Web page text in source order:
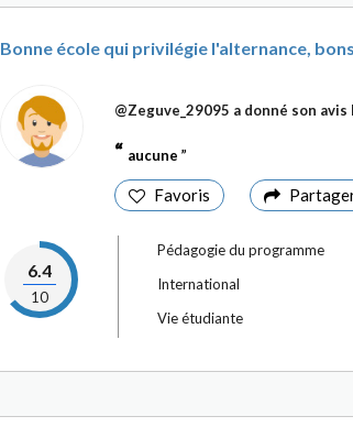
Bonne école qui privilégie l'alternance,
@Zeguve_29095 a donné son avis
aucune
Favoris
6.4
10
Pédagogie du programme
International
Vie étudiante